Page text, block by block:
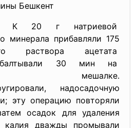
Бешкент
минерала прибавляли 175
раствора ацетата
30 мин на
мешалке.
надосадочную
эту операцию повторяли
осадок для удаления
калия дважды промывали